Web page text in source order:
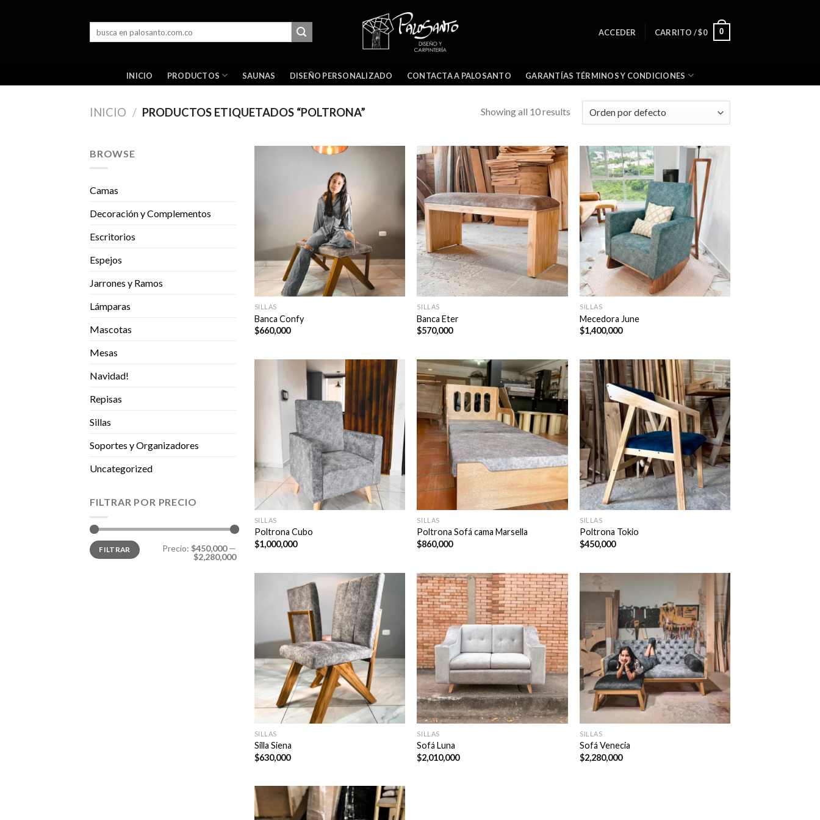
ACCEDER CARRITO /$0 0
INICIO PRODUCTOS SAUNAS DISEÑO PERSONALIZADO CONTACTA A PALOSANTO GARANTÍAS TÉRMINOS Y CONDICIONES
INICIO / PRODUCTOS ETIQUETADOS “POLTRONA” Showing all 10 results
BROWSE
Camas
Decoración y Complementos
Escritorios
Espejos
Jarrones y Ramos
Lámparas
Mascotas
Mesas
Navidad!
Repisas
Sillas
Soportes y Organizadores
Uncategorized
FILTRAR POR PRECIO
Precio
mínimo
Precio
máximo
FILTRAR Precio: $450,000—
$2,280,000
SILLAS
Banca Confy
$660,000
SILLAS
Banca Eter
$570,000
SILLAS
Mecedora June
$1,400,000
SILLAS
Poltrona Cubo
$1,000,000
SILLAS
Poltrona Sofá cama Marsella
$860,000
SILLAS
Poltrona Tokio
$450,000
SILLAS
Silla Siena
$630,000
SILLAS
Sofá Luna
$2,010,000
SILLAS
Sofá Venecia
$2,280,000